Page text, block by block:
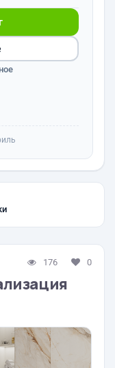
176 0